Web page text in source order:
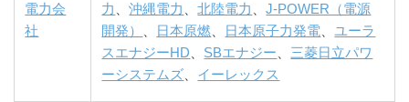
電力会
社
力
、沖縄電力 、北陸電力 、J-POWER（電源
開発）
日本原燃 日本原子力発電
ユーラ
スエナジーHD
SBエナジー
三菱日立パワ
ーシステムズ
イーレックス